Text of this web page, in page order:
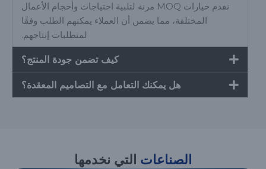
نقدم خيارات MOQ مرنة لتلبية احتياجات وأحجام الأعمال
المختلفة، مما يضمن أن العملاء يمكنهم الطلب وفقًا
لمتطلبات إنتاجهم.
كيف تضمن جودة المنتج؟
هل يمكنك التعامل مع التصاميم المعقدة؟
الصناعات التي نخدمها